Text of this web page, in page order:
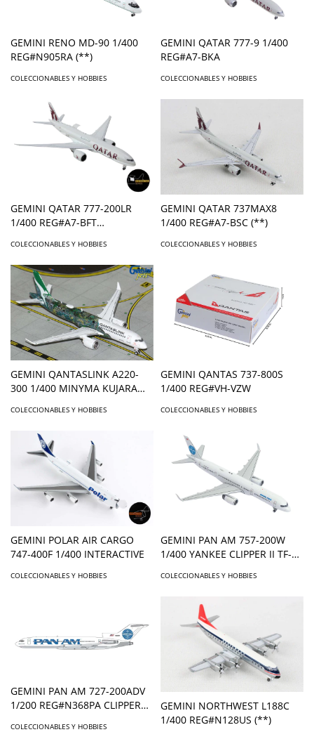
GEMINI RENO MD-90 1/400
REG#N905RA (**)
COLECCIONABLES Y HOBBIES
GEMINI QATAR 777-9 1/400
REG#A7-BKA
COLECCIONABLES Y HOBBIES
GEMINI QATAR 777-200LR
1/400 REG#A7-BFT
COLECCIONABLES Y HOBBIES
GEMINI QATAR 737MAX8
1/400 REG#A7-BSC (**)
COLECCIONABLES Y HOBBIES
GEMINI QANTASLINK A220-
300 1/400 MINYMA KUJARA
COLECCIONABLES Y HOBBIES
GEMINI QANTAS 737-800S
1/400 REG#VH-VZW
COLECCIONABLES Y HOBBIES
GEMINI POLAR AIR CARGO
747-400F 1/400 INTERACTIVE
COLECCIONABLES Y HOBBIES
GEMINI PAN AM 757-200W
1/400 YANKEE CLIPPER II TF-
COLECCIONABLES Y HOBBIES
GEMINI PAN AM 727-200ADV
1/200 REG#N368PA CLIPPER
COLECCIONABLES Y HOBBIES
GEMINI NORTHWEST L188C
1/400 REG#N128US (**)